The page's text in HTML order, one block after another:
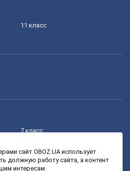
11 класс
7 класс
9 класс
сайт OBOZ.UA использует
должную работу сайта, а контент
интересам.